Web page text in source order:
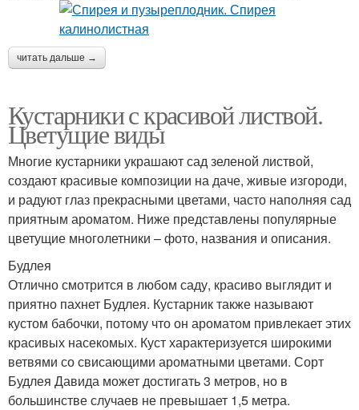
читать дальше →
Кустарники с красивой листвой.
Цветущие виды
Многие кустарники украшают сад зеленой листвой,
создают красивые композиции на даче, живые изгороди,
и радуют глаз прекрасными цветами, часто наполняя сад
приятным ароматом. Ниже представлены популярные
цветущие многолетники – фото, названия и описания.
Будлея
Отлично смотрится в любом саду, красиво выглядит и
приятно пахнет Будлея. Кустарник также называют
кустом бабочки, потому что он ароматом привлекает этих
красивых насекомых. Куст характеризуется широкими
ветвями со свисающими ароматными цветами. Сорт
Будлея Давида может достигать 3 метров, но в
большинстве случаев не превышает 1,5 метра.